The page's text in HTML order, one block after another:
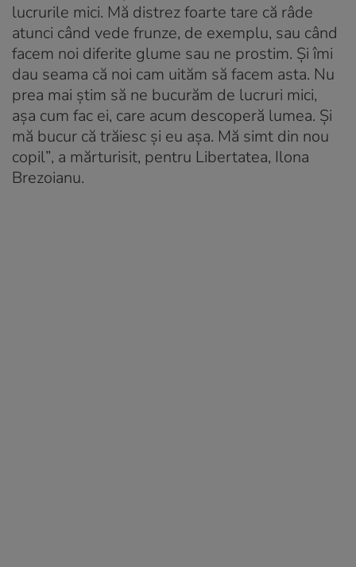
lucrurile mici. Mă distrez foarte tare că râde
atunci când vede frunze, de exemplu, sau când
facem noi diferite glume sau ne prostim. Și îmi
dau seama că noi cam uităm să facem asta. Nu
prea mai știm să ne bucurăm de lucruri mici,
așa cum fac ei, care acum descoperă lumea. Și
mă bucur că trăiesc și eu așa. Mă simt din nou
copil”, a mărturisit, pentru Libertatea, Ilona
Brezoianu.